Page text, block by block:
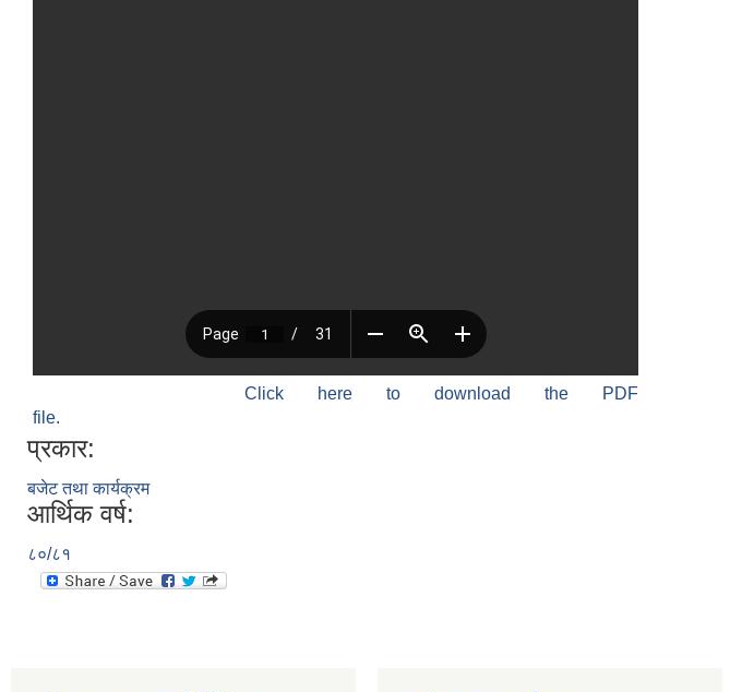
Click here to download the PDF
file.
प्रकार:
बजेट तथा कार्यक्रम
आर्थिक वर्ष:
८०/८१